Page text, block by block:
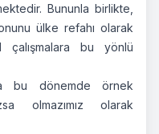
Bununla birlikte,
ülke refahı olarak
çalışmalara bu yönlü
bu dönemde örnek
olmazımız olarak